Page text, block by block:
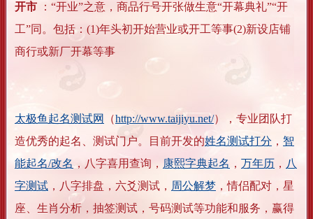
开市
：“开业”之意，商品行号开张做生意“开幕典礼”“开
工”同。包括：(1)年头初开始营业或开工等事(2)新设店铺
商行或新厂开幕等事
太极鱼起名测试网 （http://www.taijiyu.net/），专业团队打
造优秀的起名、测试门户。目前开发的姓名测试打分 ， 智
能起名/改名 ，八字喜用查询， 康熙字典起名 ， 万年历 ， 八
字测试 ，八字排盘，六爻测试， 周公解梦 ，情侣配对，星
座、生肖分析，抽签测试，号码测试等功能和服务，赢得